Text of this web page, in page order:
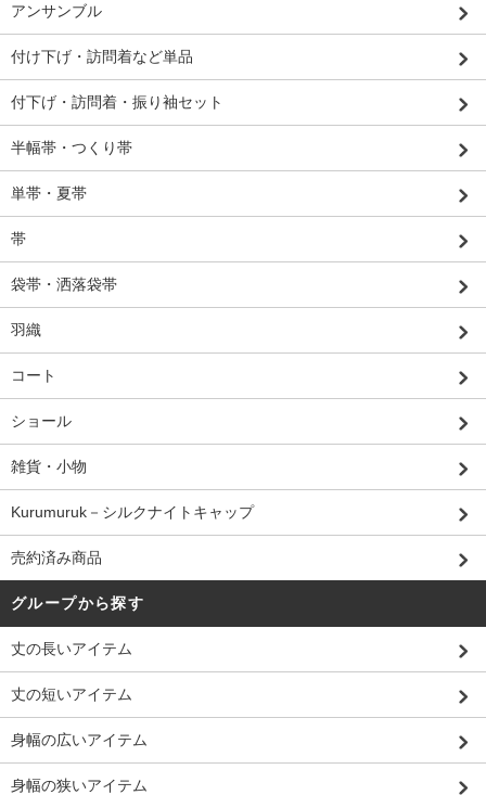
アンサンブル
付け下げ・訪問着など単品
付下げ・訪問着・振り袖セット
半幅帯・つくり帯
単帯・夏帯
帯
袋帯・洒落袋帯
羽織
コート
ショール
雑貨・小物
Kurumuruk－シルクナイトキャップ
売約済み商品
グループから探す
丈の長いアイテム
丈の短いアイテム
身幅の広いアイテム
身幅の狭いアイテム